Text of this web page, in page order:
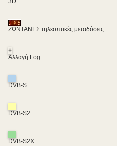
3D
ΖΩΝΤΑΝΕΣ τηλεοπτικές μεταδόσεις
+
Αλλαγή Log
DVB-S
DVB-S2
DVB-S2X